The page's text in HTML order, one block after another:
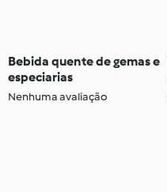
Bebida quente de gemas e
especiarias
Nenhuma avaliação